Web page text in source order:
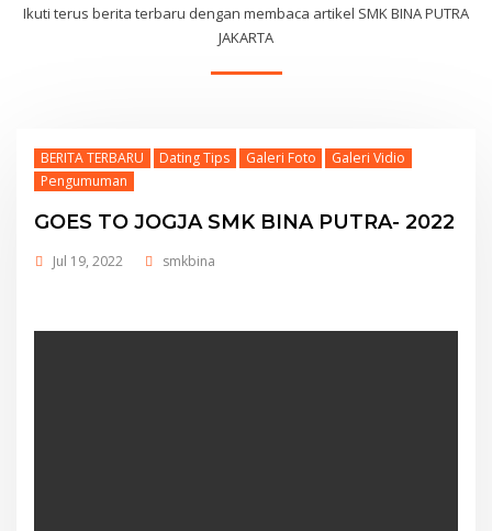
Ikuti terus berita terbaru dengan membaca artikel SMK BINA PUTRA
JAKARTA
BERITA TERBARU Dating Tips Galeri Foto
Galeri Vidio
Pengumuman
GOES TO JOGJA SMK BINA PUTRA- 2022
Jul 19, 2022 smkbina